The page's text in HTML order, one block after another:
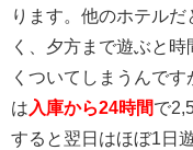
ります。他のホテル
く、夕方まで遊ぶと
くついてしまうんで
は 入庫から24時間で
すると翌日はほぼ1日